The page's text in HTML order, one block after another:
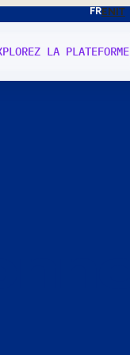
FRENIT
LA PLATEFORME